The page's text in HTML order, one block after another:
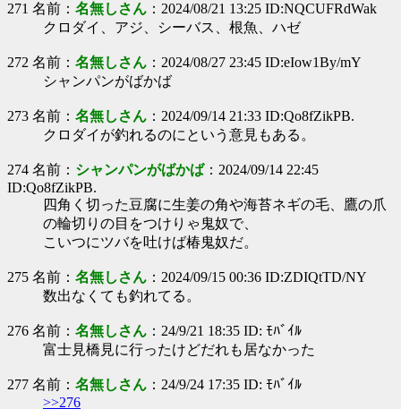
271 名前： 名無しさん ：2024/08/21 13:25 ID:NQCUFRdWak
クロダイ、アジ、シーバス、根魚、ハゼ
272 名前： 名無しさん ：2024/08/27 23:45 ID:eIow1By/mY
シャンパンがばかば
273 名前： 名無しさん ：2024/09/14 21:33 ID:Qo8fZikPB.
クロダイが釣れるのにという意見もある。
274 名前： シャンパンがばかば：2024/09/14 22:45
ID:Qo8fZikPB.
四角く切った豆腐に生姜の角や海苔ネギの毛、鷹の爪
の輪切りの目をつけりゃ鬼奴で、
こいつにツバを吐けば椿鬼奴だ。
275 名前： 名無しさん ：2024/09/15 00:36 ID:ZDIQtTD/NY
数出なくても釣れてる。
276 名前： 名無しさん ：24/9/21 18:35 ID: ﾓﾊﾞｲﾙ
富士見橋見に行ったけどだれも居なかった
277 名前： 名無しさん ：24/9/24 17:35 ID: ﾓﾊﾞｲﾙ
>>276